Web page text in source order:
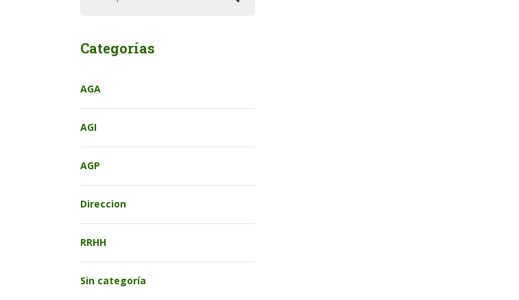
Categorías
AGA
AGI
AGP
Direccion
RRHH
Sin categoría